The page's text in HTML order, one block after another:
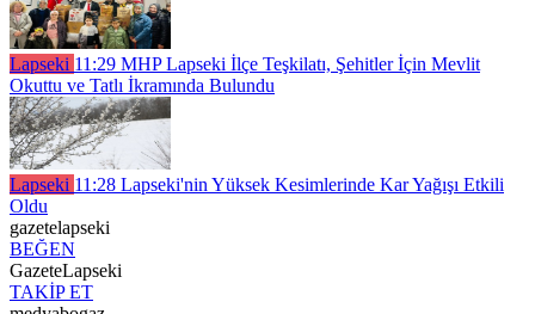
Lapseki 11:29 MHP Lapseki İlçe Teşkilatı, Şehitler İçin Mevlit
Okuttu ve Tatlı İkramında Bulundu
Lapseki 11:28 Lapseki'nin Yüksek Kesimlerinde Kar Yağışı Etkili
Oldu
gazetelapseki
BEĞEN
GazeteLapseki
TAKİP ET